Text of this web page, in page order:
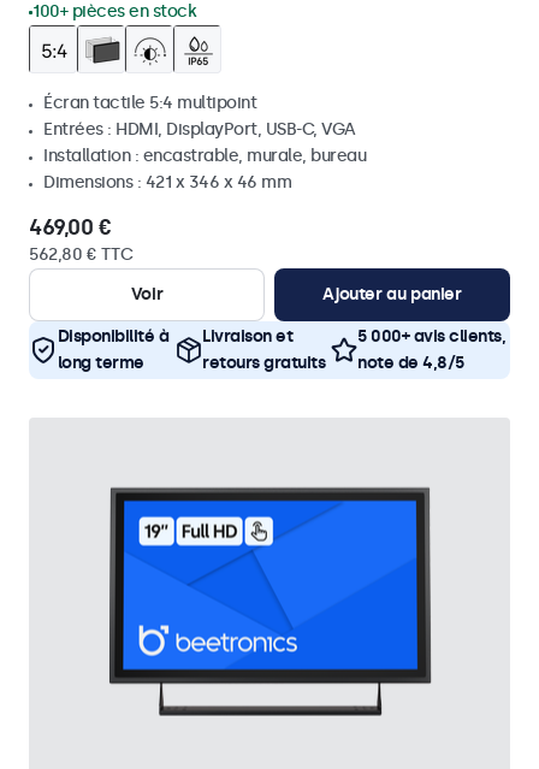
100+ pièces en stock
Écran tactile 5:4 multipoint
Entrées : HDMI, DisplayPort, USB-C, VGA
Installation : encastrable, murale, bureau
Dimensions : 421 x 346 x 46 mm
469,00 €
562,80 € TTC
Voir
Ajouter au panier
Disponibilité à
long terme
Livraison et
retours gratuits
5 000+ avis clients,
note de 4,8/5